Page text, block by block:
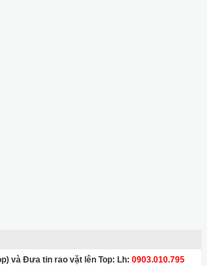
và Đưa tin rao vặt lên Top: Lh: 0903.010.795